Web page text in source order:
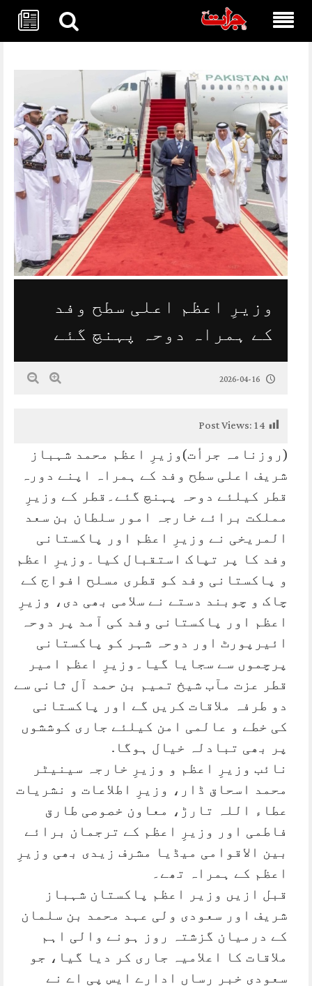
وزیرِ اعظم اعلی سطح وفد
کے ہمراہ دوحہ پہنچ گئے
2026-04-16
Post Views:14
(روزنامہ جرأت)وزیرِ اعظم محمد شہباز
شریف اعلی سطح وفد کے ہمراہ اپنے دورہ
قطر کیلئے دوحہ پہنچ گئے۔قطر کے وزیرِ
مملکت برائے خارجہ امور سلطان بن سعد
المریخی نے وزیرِ اعظم اور پاکستانی
وفد کا پر تپاک استقبال کیا۔وزیرِ اعظم
و پاکستانی وفد کو قطری مسلح افواج کے
چاک و چوبند دستے نے سلامی بھی دی، وزیرِ
اعظم اور پاکستانی وفد کی آمد پر دوحہ
ائیرپورٹ اور دوحہ شہر کو پاکستانی
پرچموں سے سجایا گیا۔وزیرِ اعظم امیر
قطر عزت مآب شیخ تمیم بن حمد آل ثانی سے
دو طرفہ ملاقات کریں گے اور پاکستانی
کی خطے و عالمی امن کیلئے جاری کوششوں
پر بھی تبادلہ خیال ہوگا.
نائب وزیرِ اعظم و وزیرِ خارجہ سینیٹر
محمد اسحاق ڈار، وزیرِ اطلاعات و نشریات
عطاء اللہ تارڑ، معاون خصوصی طارق
فاطمی اور وزیرِ اعظم کے ترجمان برائے
بین الاقوامی میڈیا مشرف زیدی بھی وزیرِ
اعظم کے ہمراہ تھے۔
قبل ازیں وزیر اعظم پاکستان شہباز
شریف اور سعودی ولی عہد محمد بن سلمان
کے درمیان گزشتہ روز ہونے والی اہم
ملاقات کا اعلامیہ جاری کر دیا گیا، جو
سعودی خبر رساں ادارے ایس پی اے نے